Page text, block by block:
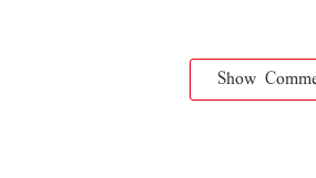
Show